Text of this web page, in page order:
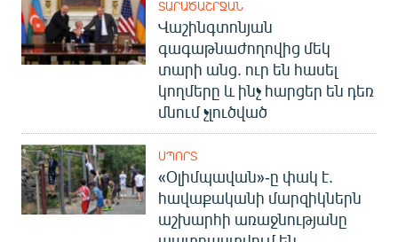
ՏԱՐԱԾԱՇՐՋԱՆ
Վաշինգտոնյան
գագաթնաժողովից մեկ
տարի անց. ուր են հասել
կողմերը և ինչ հարցեր են դեռ
մնում չլուծված
ՍՊՈՐՏ
«Օլիմպավան»-ը փակ է.
հավաքականի մարզիկներն
աշխարհի առաջնությանը